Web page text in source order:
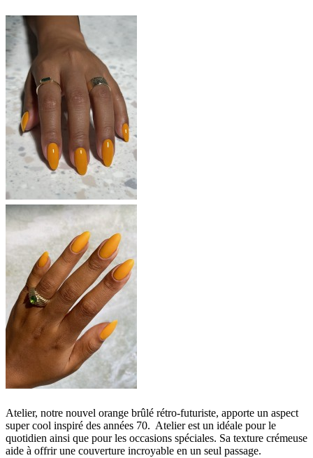
Atelier, notre nouvel orange brûlé rétro-futuriste, apporte un aspect
super cool inspiré des années 70. Atelier est un idéale pour le
quotidien ainsi que pour les occasions spéciales. Sa texture crémeuse
aide à offrir une couverture incroyable en un seul passage.